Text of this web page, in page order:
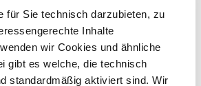
für Sie technisch darzubieten, zu
Inhalte
wir Cookies und ähnliche
gibt es welche, die technisch
standardmäßig aktiviert sind. Wir
Hersteller oder einer
Dies sei der Fall, wenn
Produkt in großem Umfang von
jeweils unter eigener
wird (OLG Frankfurt